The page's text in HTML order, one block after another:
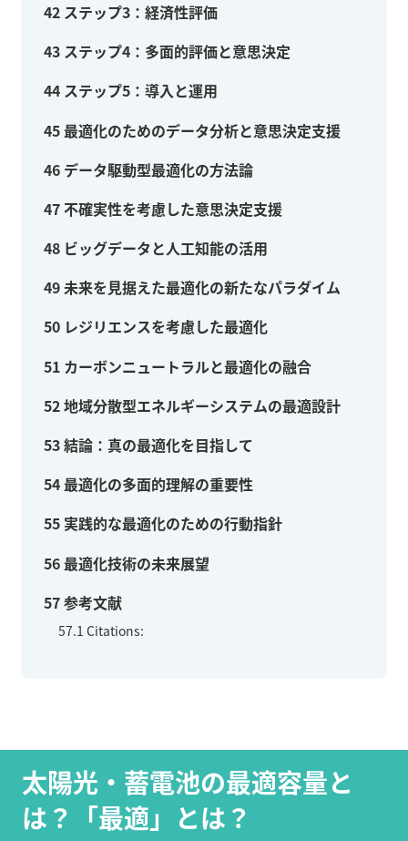
42 ステップ3：経済性評価
43 ステップ4：多面的評価と意思決定
44 ステップ5：導入と運用
45最適化のためのデータ分析と意思決定支援
46 データ駆動型最適化の方法論
47不確実性を考慮した意思決定支援
48 ビッグデータと人工知能の活用
49未来を見据えた最適化の新たなパラダイム
50 レジリエンスを考慮した最適化
51 カーボンニュートラルと最適化の融合
52地域分散型エネルギーシステムの最適設計
53結論：真の最適化を目指して
54最適化の多面的理解の重要性
55 実践的な最適化のための行動指針
56最適化技術の未来展望
57参考文献
57.1 Citations:
太陽光・蓄電池の最適容量と
は？「最適」とは？